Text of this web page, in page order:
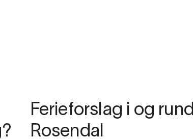
Ferieforslag i og
Rosendal